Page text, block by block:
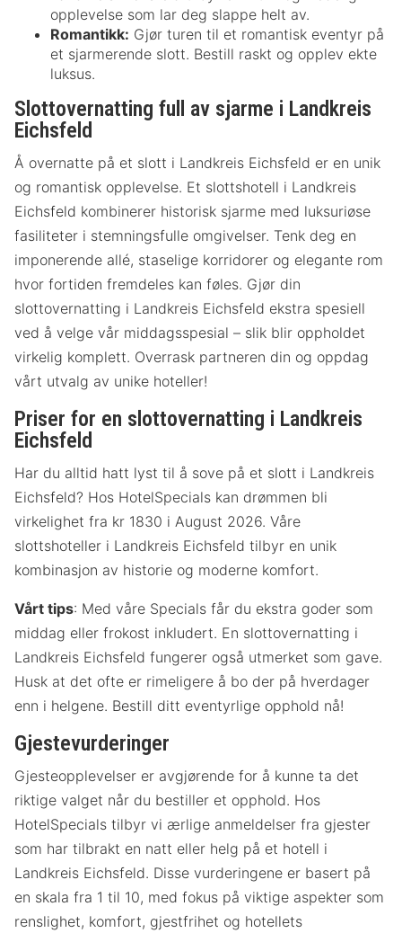
opplevelse som lar deg slappe helt av.
Romantikk: Gjør turen til et romantisk eventyr på
et sjarmerende slott. Bestill raskt og opplev ekte
luksus.
Slottovernatting full av sjarme i Landkreis
Eichsfeld
Å overnatte på et slott i Landkreis Eichsfeld er en unik
og romantisk opplevelse. Et slottshotell i Landkreis
Eichsfeld kombinerer historisk sjarme med luksuriøse
fasiliteter i stemningsfulle omgivelser. Tenk deg en
imponerende allé, staselige korridorer og elegante rom
hvor fortiden fremdeles kan føles. Gjør din
slottovernatting i Landkreis Eichsfeld ekstra spesiell
ved å velge vår middagsspesial – slik blir oppholdet
virkelig komplett. Overrask partneren din og oppdag
vårt utvalg av unike hoteller!
Priser for en slottovernatting i Landkreis
Eichsfeld
Har du alltid hatt lyst til å sove på et slott i Landkreis
Eichsfeld? Hos HotelSpecials kan drømmen bli
virkelighet fra kr 1830 i August 2026. Våre
slottshoteller i Landkreis Eichsfeld tilbyr en unik
kombinasjon av historie og moderne komfort.
Vårt tips: Med våre Specials får du ekstra goder som
middag eller frokost inkludert. En slottovernatting i
Landkreis Eichsfeld fungerer også utmerket som gave.
Husk at det ofte er rimeligere å bo der på hverdager
enn i helgene. Bestill ditt eventyrlige opphold nå!
Gjestevurderinger
Gjesteopplevelser er avgjørende for å kunne ta det
riktige valget når du bestiller et opphold. Hos
HotelSpecials tilbyr vi ærlige anmeldelser fra gjester
som har tilbrakt en natt eller helg på et hotell i
Landkreis Eichsfeld. Disse vurderingene er basert på
en skala fra 1 til 10, med fokus på viktige aspekter som
renslighet, komfort, gjestfrihet og hotellets